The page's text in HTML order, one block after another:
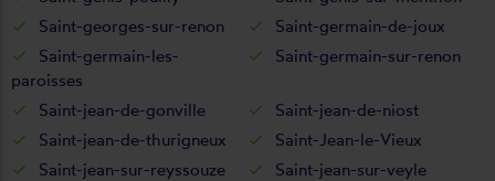
Saint-georges-sur-renon
Saint-germain-de-joux
Saint-germain-les-
paroisses
Saint-germain-sur-renon
Saint-jean-de-gonville
Saint-jean-de-niost
Saint-jean-de-thurigneux
Saint-Jean-le-Vieux
Saint-jean-sur-reyssouze
Saint-jean-sur-veyle